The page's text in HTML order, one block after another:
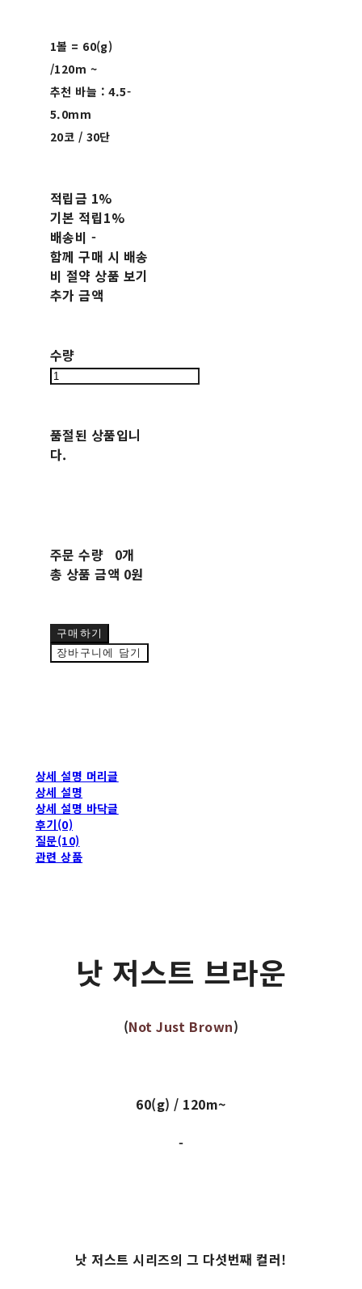
1볼 = 60(g)
/120m ~
추천 바늘 : 4.5-
5.0mm
20코 / 30단
적립금 1%
기본 적립1%
배송비 -
함께 구매 시 배송
비 절약 상품 보기
추가 금액
수량
품절된 상품입니
다.
주문 수량
0개
총 상품 금액 0원
구매하기
장바구니에 담기
상세 설명 머리글
상세 설명
상세 설명 바닥글
후기(0)
질문(10)
관련 상품
낫 저스트 브라운
(Not Just Brown)
60(g) / 120m~
-
낫 저스트 시리즈의 그 다섯번째 컬러!